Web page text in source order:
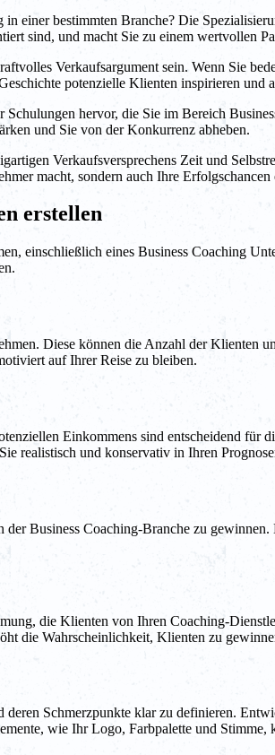
einer bestimmten Branche? Die
sind, und macht Sie zu einem wertvollen
Verkaufsargument sein. Wenn Sie
potenzielle Klienten inspirieren und
hervor, die Sie im Bereich
und Sie von der Konkurrenz abheben.
Verkaufsversprechens Zeit und
macht, sondern auch Ihre Erfolgschancen
erstellen
einschließlich eines Business Coaching
Diese können die Anzahl der Klienten
auf Ihrer Reise zu bleiben.
Einkommens sind entscheidend
realistisch und konservativ in Ihren
Business Coaching-Branche zu
die Klienten von Ihren Coaching-
die Wahrscheinlichkeit, Klienten zu
Schmerzpunkte klar zu definieren.
wie Ihr Logo, Farbpalette und